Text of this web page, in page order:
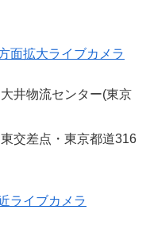
面拡大ライブカメラ
井物流センター(東京
交差点・東京都道316
ライブカメラ